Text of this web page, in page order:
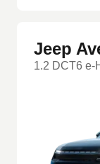
Jeep
1.2 DCT6 e-